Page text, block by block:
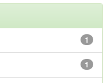
1
1